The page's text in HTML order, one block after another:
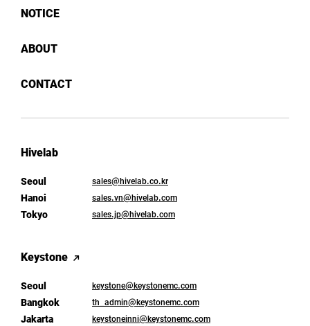
NOTICE
ABOUT
CONTACT
Hivelab
Seoul sales@hivelab.co.kr
Hanoi sales.vn@hivelab.com
Tokyo sales.jp@hivelab.com
Keystone
Seoul keystone@keystonemc.com
Bangkok th_admin@keystonemc.com
Jakarta keystoneinni@keystonemc.com